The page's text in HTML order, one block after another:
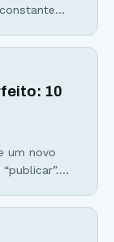
estar
em
10
um novo